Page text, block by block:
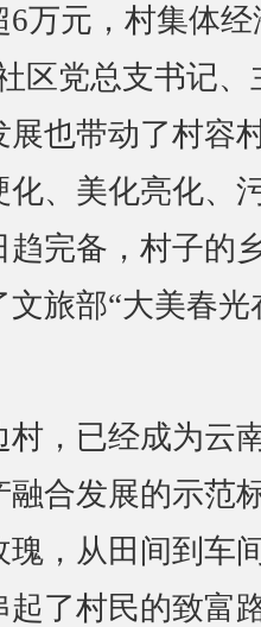
万元，村集体经
区党总支书记、
也带动了村容
、美化亮化、
完备，村子的
旅部“大美春光
，已经成为云
合发展的示范
，从田间到车
了村民的致富